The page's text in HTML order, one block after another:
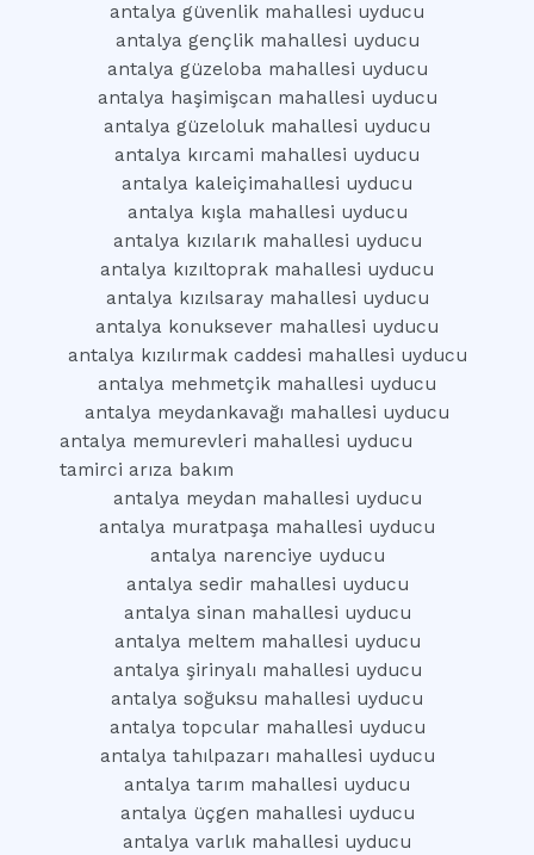
antalya güvenlik mahallesi uyducu
antalya gençlik mahallesi uyducu
antalya güzeloba mahallesi uyducu
antalya haşimişcan mahallesi uyducu
antalya güzeloluk mahallesi uyducu
antalya kırcami mahallesi uyducu
antalya kaleiçimahallesi uyducu
antalya kışla mahallesi uyducu
antalya kızılarık mahallesi uyducu
antalya kızıltoprak mahallesi uyducu
antalya kızılsaray mahallesi uyducu
antalya konuksever mahallesi uyducu
antalya kızılırmak caddesi mahallesi uyducu
antalya mehmetçik mahallesi uyducu
antalya meydankavağı mahallesi uyducu
antalya memurevleri mahallesi uyducu
tamirci arıza bakım
antalya meydan mahallesi uyducu
antalya muratpaşa mahallesi uyducu
antalya narenciye uyducu
antalya sedir mahallesi uyducu
antalya sinan mahallesi uyducu
antalya meltem mahallesi uyducu
antalya şirinyalı mahallesi uyducu
antalya soğuksu mahallesi uyducu
antalya topcular mahallesi uyducu
antalya tahılpazarı mahallesi uyducu
antalya tarım mahallesi uyducu
antalya üçgen mahallesi uyducu
antalya varlık mahallesi uyducu